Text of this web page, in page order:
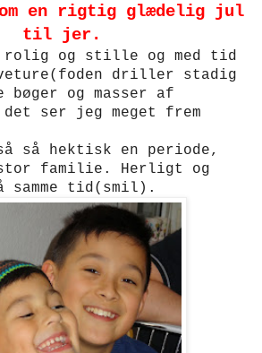
en rigtig glædelig jul
til jer.
rolig og stille og med tid
driller stadig
bøger og masser af
det ser jeg meget frem
så hektisk en periode,
stor familie. Herligt og
samme tid(smil).